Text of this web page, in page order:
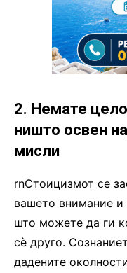
2. Немате
ништо освен
мисли
rnСтоицизмот се
вашето внимание и
што можете да ги
сè друго.
дадените